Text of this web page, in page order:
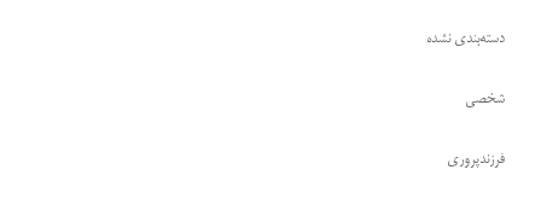
دسته‌بندی نشده
شخصی
فرزندپروری